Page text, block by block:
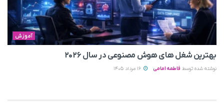
آموزش
بهترین شغل های هوش مصنوعی در سال ۲۰۲۶
نوشته شده توسط فاطمه امامی